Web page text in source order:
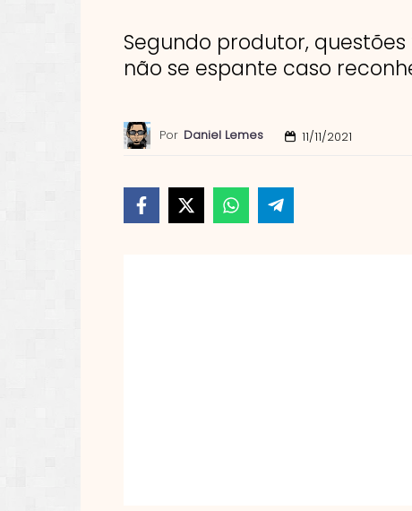
Segundo produtor,
não se espante caso
Por Daniel Lemes 11/11/2021